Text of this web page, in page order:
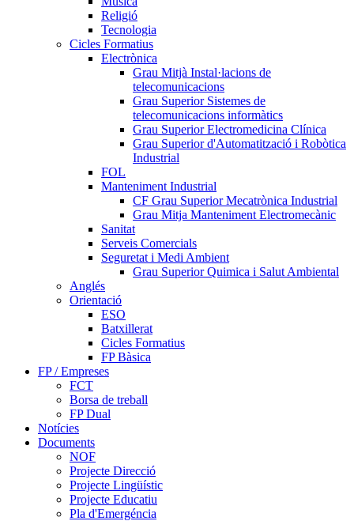
Religió
Tecnologia
Cicles Formatius
Electrònica
Grau Mitjà Instal·lacions de
telecomunicacions
Grau Superior Sistemes de
telecomunicacions informàtics
Grau Superior Electromedicina Clínica
Grau Superior d'Automatització i Robòtica
Industrial
FOL
Manteniment Industrial
CF Grau Superior Mecatrònica Industrial
Grau Mitja Manteniment Electromecànic
Sanitat
Serveis Comercials
Seguretat i Medi Ambient
Grau Superior Quimica i Salut Ambiental
Anglés
Orientació
ESO
Batxillerat
Cicles Formatius
FP Bàsica
FP / Empreses
FCT
Borsa de treball
FP Dual
Notícies
Documents
NOF
Projecte Direcció
Projecte Lingüístic
Projecte Educatiu
Pla d'Emergéncia